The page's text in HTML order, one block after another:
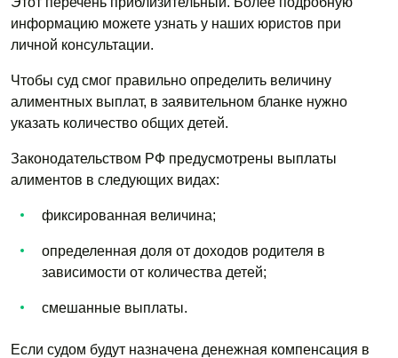
информацию можете узнать у наших юристов при
личной консультации.
Чтобы суд смог правильно определить величину
алиментных выплат, в заявительном бланке нужно
указать количество общих детей.
Законодательством РФ предусмотрены выплаты
алиментов в следующих видах:
фиксированная величина;
определенная доля от доходов родителя в
зависимости от количества детей;
смешанные выплаты.
Если судом будут назначена денежная компенсация в